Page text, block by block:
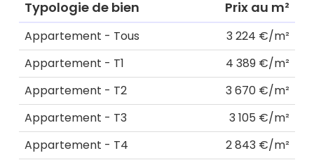
Typologie de bien Prix au m²
Appartement - Tous
3 224 €/m²
Appartement - T1
4 389 €/m²
Appartement - T2
3 670 €/m²
Appartement - T3
3 105 €/m²
Appartement - T4
2 843 €/m²